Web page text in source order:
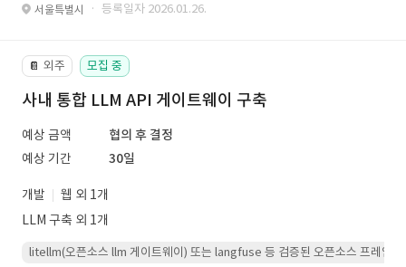
서울특별시 · 등록일자 2026.01.26.
📔 외주 모집 중
사내 통합 LLM API 게이트웨이 구축
예상 금액
협의 후 결정
예상 기간
30일
개발
웹 외 1개
LLM 구축 외 1개
litellm(오픈소스 llm 게이트웨이) 또는 langfuse 등 검증된 오픈소스 프레임워